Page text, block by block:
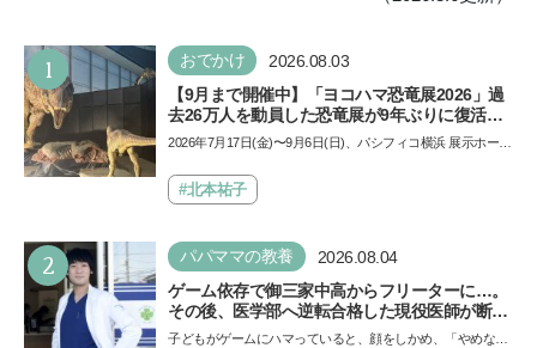
1 おでかけ 2026.08.03
【9月まで開催中】「ヨコハマ恐竜展2026」過
去26万人を動員した恐竜展が9年ぶりに復活！
夏休みのおでかけで楽しむポイントを完全ガイ
2026年7月17日(金)〜9月6日(日)、パシフィコ横浜 展示ホール
催…#北本祐子
2 パパママの教養 2026.08.04
ゲーム依存で御三家中高からフリーターに…。
その後、医学部へ逆転合格した現役医師が断言
「ゲームの経験が受験勉強に役立った」そう考
子どもがゲームにハマっていると、顔をしかめ、「やめなさ